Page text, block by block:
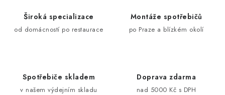
Široká specializace
od domácností po restaurace
Montáže spotřebičů
po Praze a blízkém okolí
Spotřebiče skladem
v našem výdejním skladu
Doprava zdarma
nad 5000 Kč s DPH